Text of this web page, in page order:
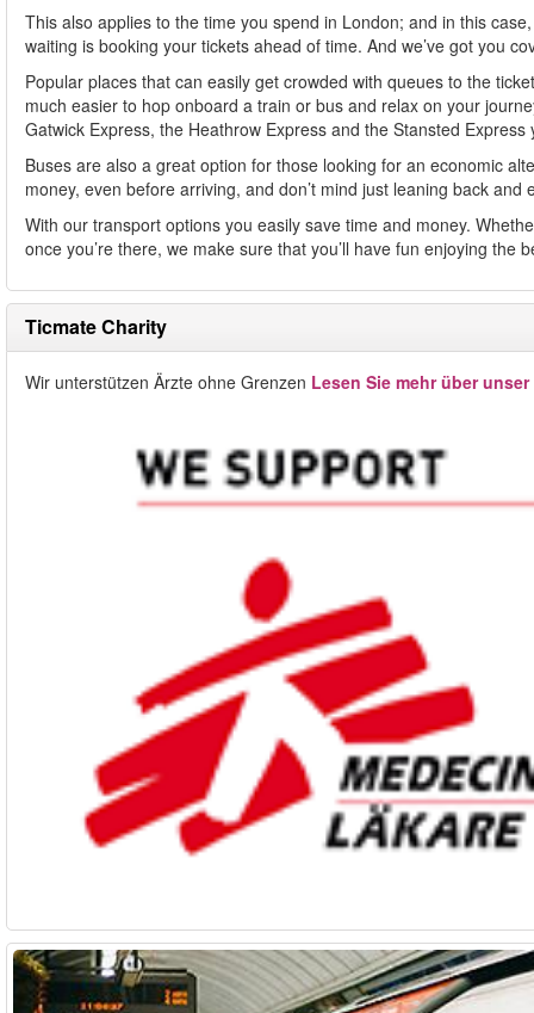
This also applies to the time you spend in London; and in this
waiting is booking your tickets ahead of time. And we’ve got you
Popular places that can easily get crowded with queues to the
much easier to hop onboard a train or bus and relax on your
Gatwick Express, the Heathrow Express and the Stansted
Buses are also a great option for those looking for an economic
money, even before arriving, and don’t mind just leaning back
With our transport options you easily save time and money.
once you’re there, we make sure that you’ll have fun enjoying
Ticmate Charity
Wir unterstützen Ärzte ohne Grenzen Lesen Sie mehr über